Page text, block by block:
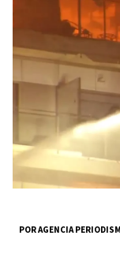
POR AGENCIA